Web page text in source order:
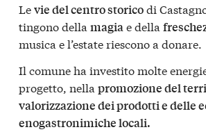
Levie del centro storicodi
tingono della magiae della
musica e l’estate riescono a donare.
Il comune ha investito molte
progetto, nella promozione del
valorizzazione dei prodotti e delle
enogastronimiche locali.